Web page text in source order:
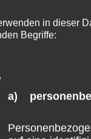
in dieser
Begriffe:
a)